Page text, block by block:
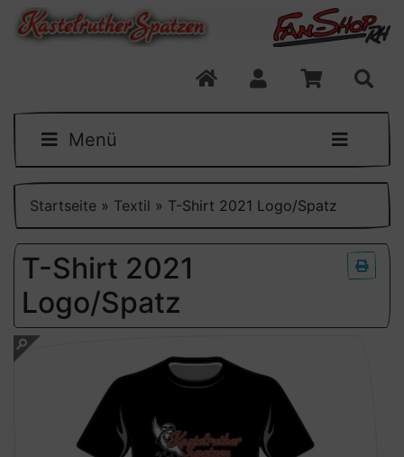
Menü
Startseite » Textil » T-Shirt 2021 Logo/Spatz
T-Shirt 2021
Logo/Spatz